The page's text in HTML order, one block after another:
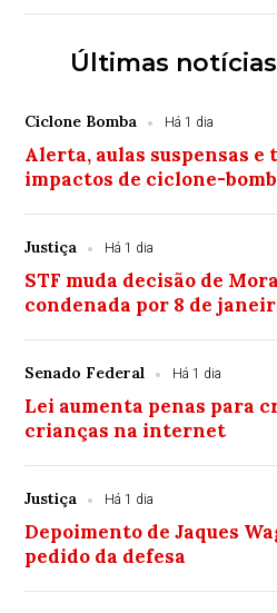
Últimas notícias
Ciclone Bomba Há 1 dia
Alerta, aulas suspensas e
impactos de ciclone-
Justiça Há 1 dia
STF muda decisão de
condenada por 8 de
Senado Federal Há 1 dia
Lei aumenta penas para
crianças na internet
Justiça Há 1 dia
Depoimento de Jaques
pedido da defesa